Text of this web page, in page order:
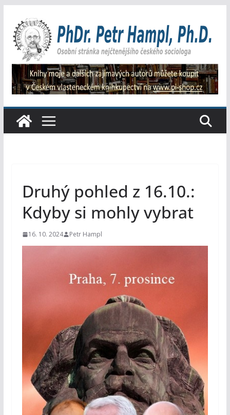
obsah
Druhý pohled z 16.10.:
Kdyby si mohly vybrat
16. 10. 2024 Petr Hampl